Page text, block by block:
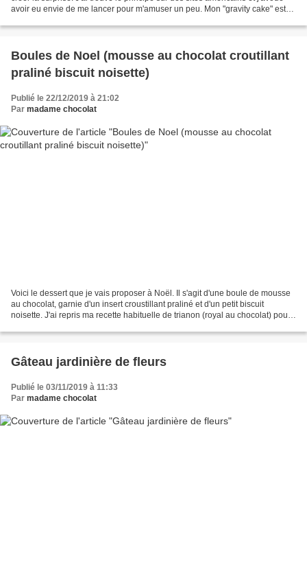
avoir eu envie de me lancer pour m'amuser un peu. Mon "gravity cake" est
Boules de Noel (mousse au chocolat croutillant
praliné biscuit noisette)
Publié le 22/12/2019 à 21:02
Par madame chocolat
Voici le dessert que je vais proposer à Noël. Il s'agit d'une boule de mousse
au chocolat, garnie d'un insert croustillant praliné et d'un petit biscuit
noisette. J'ai repris ma recette habituelle de trianon (royal au chocolat) pour
Gâteau jardinière de fleurs
Publié le 03/11/2019 à 11:33
Par madame chocolat